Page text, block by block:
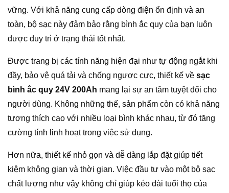
vững. Với khả năng cung cấp dòng điện ổn định và an
toàn, bộ sạc này đảm bảo rằng bình ắc quy của bạn luôn
được duy trì ở trạng thái tốt nhất.
Được trang bị các tính năng hiện đại như tự động ngắt khi
đầy, bảo vệ quá tải và chống ngược cực, thiết kế về sạc
bình ắc quy 24V 200Ah mang lại sự an tâm tuyệt đối cho
người dùng. Không những thế, sản phẩm còn có khả năng
tương thích cao với nhiều loại bình khác nhau, từ đó tăng
cường tính linh hoạt trong việc sử dụng.
Hơn nữa, thiết kế nhỏ gọn và dễ dàng lắp đặt giúp tiết
kiệm không gian và thời gian. Việc đầu tư vào một bộ sạc
chất lượng như vậy không chỉ giúp kéo dài tuổi thọ của